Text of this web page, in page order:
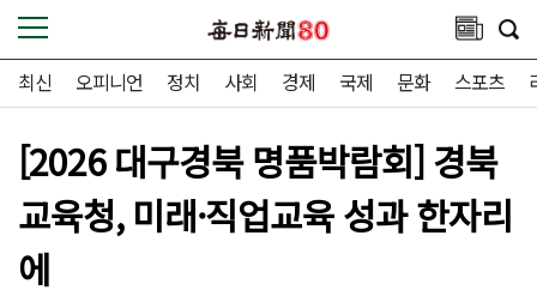
최신 오피니언 정치 사회 경제 국제 문화 스포츠
[2026 대구경북 명품박람회] 경북
교육청, 미래·직업교육 성과 한자리
에